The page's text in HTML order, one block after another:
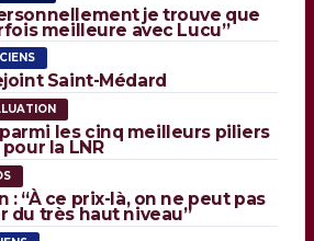
je trouve que
meilleure avec Lucu”
Saint-Médard
les cinq meilleurs piliers
la LNR
: “À ce prix-là, on ne peut pas
du très haut niveau”